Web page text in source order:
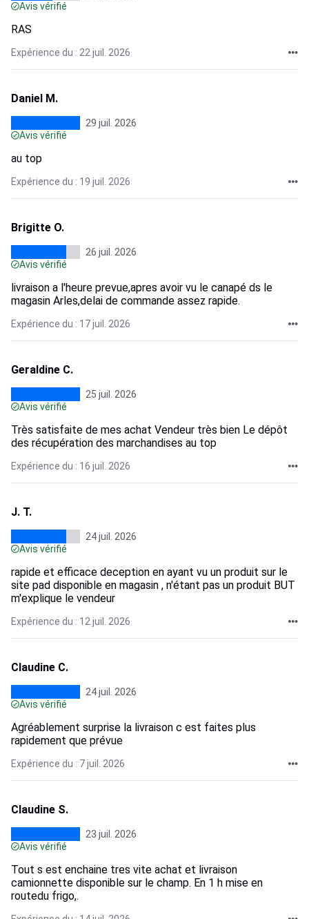
Avis vérifié
RAS
Expérience du : 22 juil. 2026
Daniel M.
29 juil. 2026
Avis vérifié
au top
Expérience du : 19 juil. 2026
Brigitte O.
26 juil. 2026
Avis vérifié
livraison a l'heure prevue,apres avoir vu le canapé ds le
magasin Arles,delai de commande assez rapide.
Expérience du : 17 juil. 2026
Geraldine C.
25 juil. 2026
Avis vérifié
Très satisfaite de mes achat Vendeur très bien Le dépôt
des récupération des marchandises au top
Expérience du : 16 juil. 2026
J. T.
24 juil. 2026
Avis vérifié
rapide et efficace deception en ayant vu un produit sur le
site pad disponible en magasin , n'étant pas un produit BUT
m'explique le vendeur
Expérience du : 12 juil. 2026
Claudine C.
24 juil. 2026
Avis vérifié
Agréablement surprise la livraison c est faites plus
rapidement que prévue
Expérience du : 7 juil. 2026
Claudine S.
23 juil. 2026
Avis vérifié
Tout s est enchaine tres vite achat et livraison
camionnette disponible sur le champ. En 1 h mise en
routedu frigo,.